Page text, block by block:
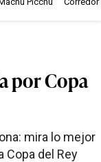
por Copa
mira lo mejor
Copa del Rey